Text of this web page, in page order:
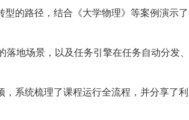
的路径，结合《大学物理》等案例演示
地场景，以及任务引擎在任务自动分发
系统梳理了课程运行全流程，并分享了